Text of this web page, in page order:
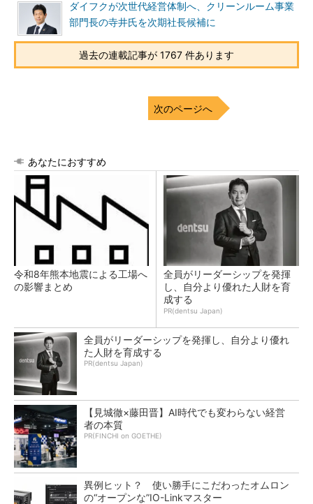
ダイフクが次世代経営体制へ、クリーンルーム事業
部門長の寺井氏を次期社長候補に
過去の連載記事が 1767 件あります
次のページへ
あなたにおすすめ
令和8年熊本地震による工場へ
の影響まとめ
全員がリーダーシップを発揮
し、自分より優れた人財を育
成する
PR(dentsu Japan)
全員がリーダーシップを発揮し、自分より優れ
た人財を育成する
PR(dentsu Japan)
【見城徹×藤田晋】AI時代でも変わらない経営
者の本質
PR(FINCHI on GOETHE)
異例ヒット？ 使い勝手にこだわったオムロン
の“オープンな”IO-Linkマスター